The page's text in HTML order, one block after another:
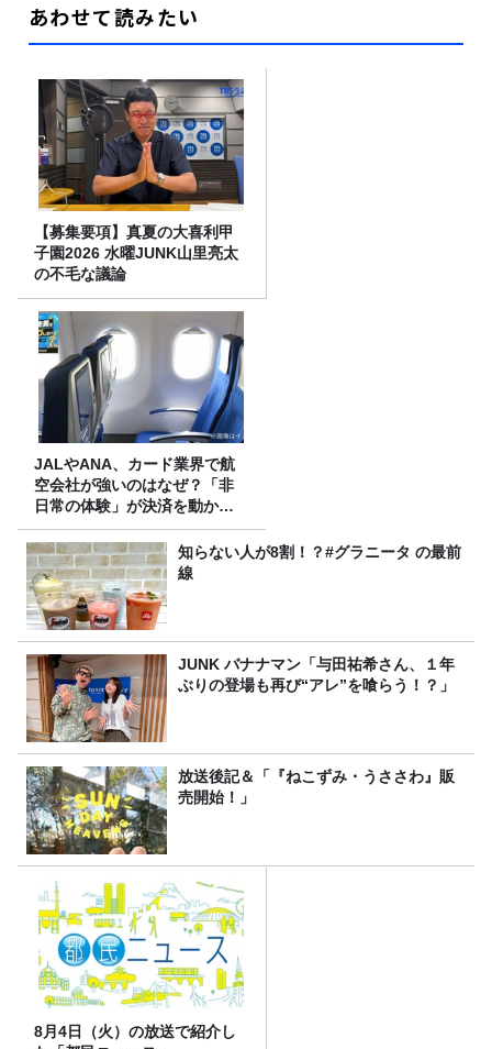
あわせて読みたい
【募集要項】真夏の大喜利甲
子園2026 水曜JUNK山里亮太
の不毛な議論
JALやANA、カード業界で航
空会社が強いのはなぜ？「非
日常の体験」が決済を動かす
理由
知らない人が8割！？#グラニータ の最前
線
JUNK バナナマン「与田祐希さん、１年
ぶりの登場も再び“アレ”を喰らう！？」
放送後記＆「『ねこずみ・うささわ』販
売開始！」
8月4日（火）の放送で紹介し